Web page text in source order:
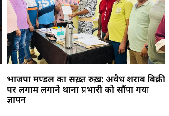
भाजपा मण्डल का सख़्त रुख़: अवैध शराब बिक्री
पर लगाम लगाने थाना प्रभारी को सौंपा गया
ज्ञापन